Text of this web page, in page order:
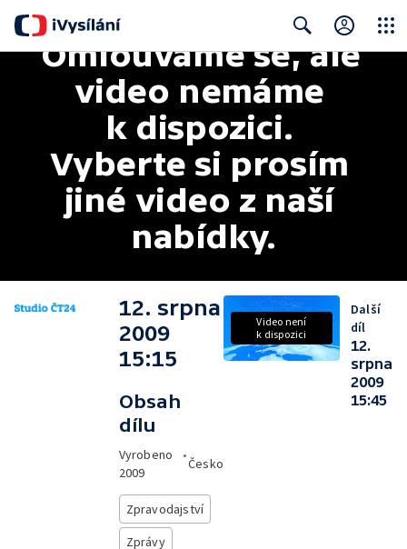
Search
Omlouváme se, ale
video nemáme
k dispozici.
Vyberte si prosím
jiné video z naší
nabídky.
12. srpna
2009
15:15
Obsah
dílu
Vyrobeno
2009
•
Česko
Zpravodajství
Zprávy
Video není
k dispozici
Další
díl
12.
srpna
2009
15:45